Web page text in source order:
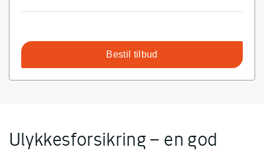
Bestil tilbud
Ulykkesforsikring – en god